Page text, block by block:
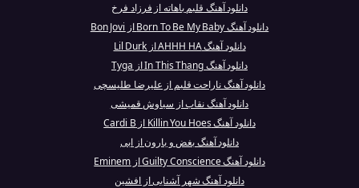
دانلود آهنگ قلبم باهاته از فرزاد فرخ
دانلود آهنگ Born To Be My Baby از Bon Jovi
دانلود آهنگ AHHH HA از Lil Durk
دانلود آهنگ In This Thang از Tyga
دانلود آهنگ ناراحت قلبم از علیرضا طلیسچی
دانلود آهنگ نقاب از سیاوش قمیشی
دانلود آهنگ Killin You Hoes از Cardi B
دانلود آهنگ بغض و بارون از ابی
دانلود آهنگ Guilty Conscience از Eminem
دانلود آهنگ شهر آشنایی از افشین